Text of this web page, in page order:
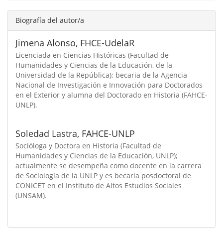
Biografía del autor/a
Jimena Alonso, FHCE-UdelaR
Licenciada en Ciencias Históricas (Facultad de
Humanidades y Ciencias de la Educación, de la
Universidad de la República); becaria de la Agencia
Nacional de Investigación e Innovación para Doctorados
en el Exterior y alumna del Doctorado en Historia (FAHCE-
UNLP).
Soledad Lastra, FAHCE-UNLP
Socióloga y Doctora en Historia (Facultad de
Humanidades y Ciencias de la Educación, UNLP);
actualmente se desempeña como docente en la carrera
de Sociología de la UNLP y es becaria posdoctoral de
CONICET en el Instituto de Altos Estudios Sociales
(UNSAM).